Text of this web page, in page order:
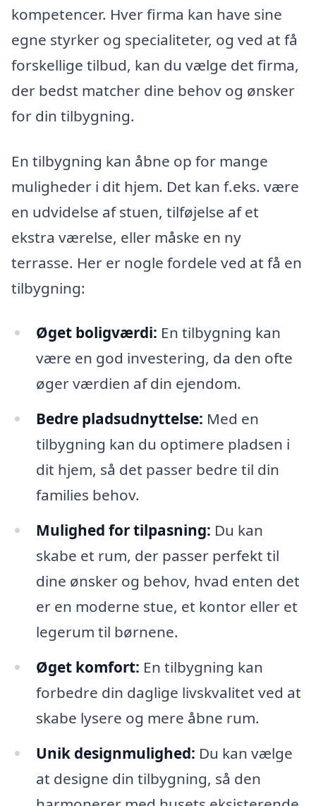
kompetencer. Hver firma kan have sine
egne styrker og specialiteter, og ved at få
forskellige tilbud, kan du vælge det firma,
der bedst matcher dine behov og ønsker
for din tilbygning.
En tilbygning kan åbne op for mange
muligheder i dit hjem. Det kan f.eks. være
en udvidelse af stuen, tilføjelse af et
ekstra værelse, eller måske en ny
terrasse. Her er nogle fordele ved at få en
tilbygning:
Øget boligværdi: En tilbygning kan
være en god investering, da den ofte
øger værdien af din ejendom.
Bedre pladsudnyttelse: Med en
tilbygning kan du optimere pladsen i
dit hjem, så det passer bedre til din
families behov.
Mulighed for tilpasning: Du kan
skabe et rum, der passer perfekt til
dine ønsker og behov, hvad enten det
er en moderne stue, et kontor eller et
legerum til børnene.
Øget komfort: En tilbygning kan
forbedre din daglige livskvalitet ved at
skabe lysere og mere åbne rum.
Unik designmulighed: Du kan vælge
at designe din tilbygning, så den